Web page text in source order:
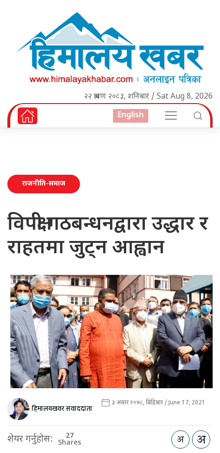
२२ श्रावण २०८३, शनिबार / Sat Aug 8, 2026
English
राजनीति-समाज
विपक्षी गठबन्धनद्वारा उद्धार र
राहतमा जुट्न आह्वान
हिमालयखवर संवाददाता ३ असार २०७८, बिहिबार / June 17, 2021
शेयर गर्नुहोस: 27
Shares